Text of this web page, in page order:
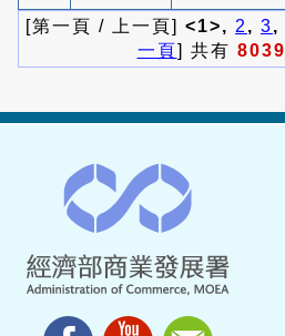
[第一頁 / 上一頁] <1>, 2 , 3,
一頁] 共有 8039